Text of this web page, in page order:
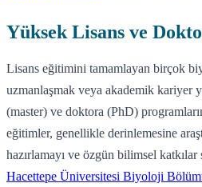
Yüksek Lisans ve
Lisans eğitimini tamamlayan birçok
uzmanlaşmak veya akademik kariyer
(master) ve doktora (PhD)
eğitimler, genellikle derinlemesine
hazırlamayı ve özgün bilimsel
Hacettepe Üniversitesi Biyoloji